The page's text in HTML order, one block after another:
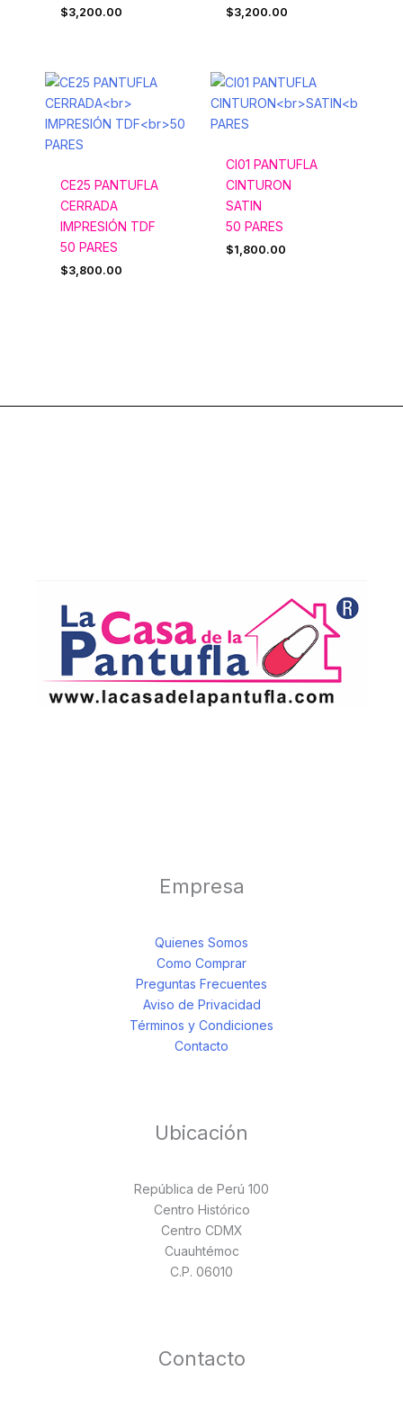
$3,200.00 $3,200.00
CE25 PANTUFLA
CERRADA
IMPRESIÓN TDF
50 PARES
$3,800.00
CI01 PANTUFLA
CINTURON
SATIN
50 PARES
$1,800.00
Empresa
Quienes Somos
Como Comprar
Preguntas Frecuentes
Aviso de Privacidad
Términos y Condiciones
Contacto
Ubicación
República de Perú 100
Centro Histórico
Centro CDMX
Cuauhtémoc
C.P. 06010
Contacto